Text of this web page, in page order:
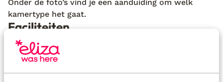
Onder de foto’s vind je een aanduiding om welk
kamertype het gaat.
Faciliteiten
Officiële classificatie: zonder classificatie
modern ingerichte accommodatie
kindvriendelijk complex